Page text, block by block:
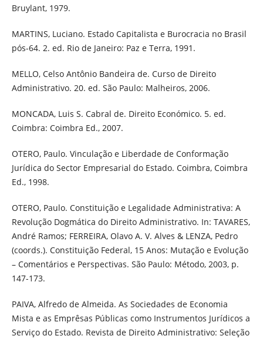
Bruylant, 1979.
MARTINS, Luciano. Estado Capitalista e Burocracia no Brasil
pós-64. 2. ed. Rio de Janeiro: Paz e Terra, 1991.
MELLO, Celso Antônio Bandeira de. Curso de Direito
Administrativo. 20. ed. São Paulo: Malheiros, 2006.
MONCADA, Luis S. Cabral de. Direito Económico. 5. ed.
Coimbra: Coimbra Ed., 2007.
OTERO, Paulo. Vinculação e Liberdade de Conformação
Jurídica do Sector Empresarial do Estado. Coimbra, Coimbra
Ed., 1998.
OTERO, Paulo. Constituição e Legalidade Administrativa: A
Revolução Dogmática do Direito Administrativo. In: TAVARES,
André Ramos; FERREIRA, Olavo A. V. Alves & LENZA, Pedro
(coords.). Constituição Federal, 15 Anos: Mutação e Evolução
– Comentários e Perspectivas. São Paulo: Método, 2003, p.
147-173.
PAIVA, Alfredo de Almeida. As Sociedades de Economia
Mista e as Emprêsas Públicas como Instrumentos Jurídicos a
Serviço do Estado. Revista de Direito Administrativo: Seleção